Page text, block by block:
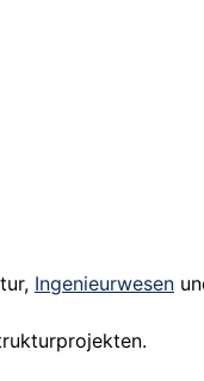
Ingenieurwesen